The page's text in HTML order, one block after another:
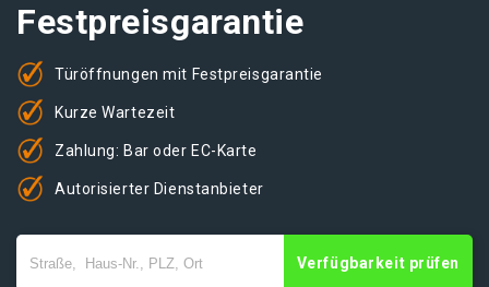
Festpreisgarantie
Türöffnungen mit Festpreisgarantie
Kurze Wartezeit
Zahlung: Bar oder EC-Karte
Autorisierter Dienstanbieter
Verfügbarkeit prüfen